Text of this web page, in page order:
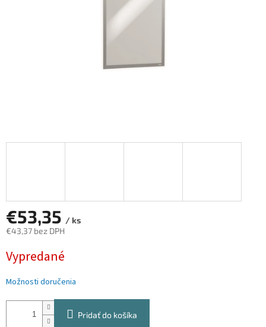
€53,35 / ks
€43,37 bez DPH
cena:
Vypredané
Možnosti doručenia
Pridať do košíka